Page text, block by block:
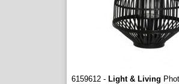
6159612 - Light & Living